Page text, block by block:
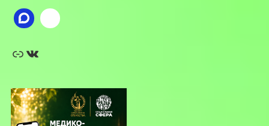
Ссылка